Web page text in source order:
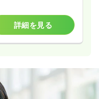
詳細を見る